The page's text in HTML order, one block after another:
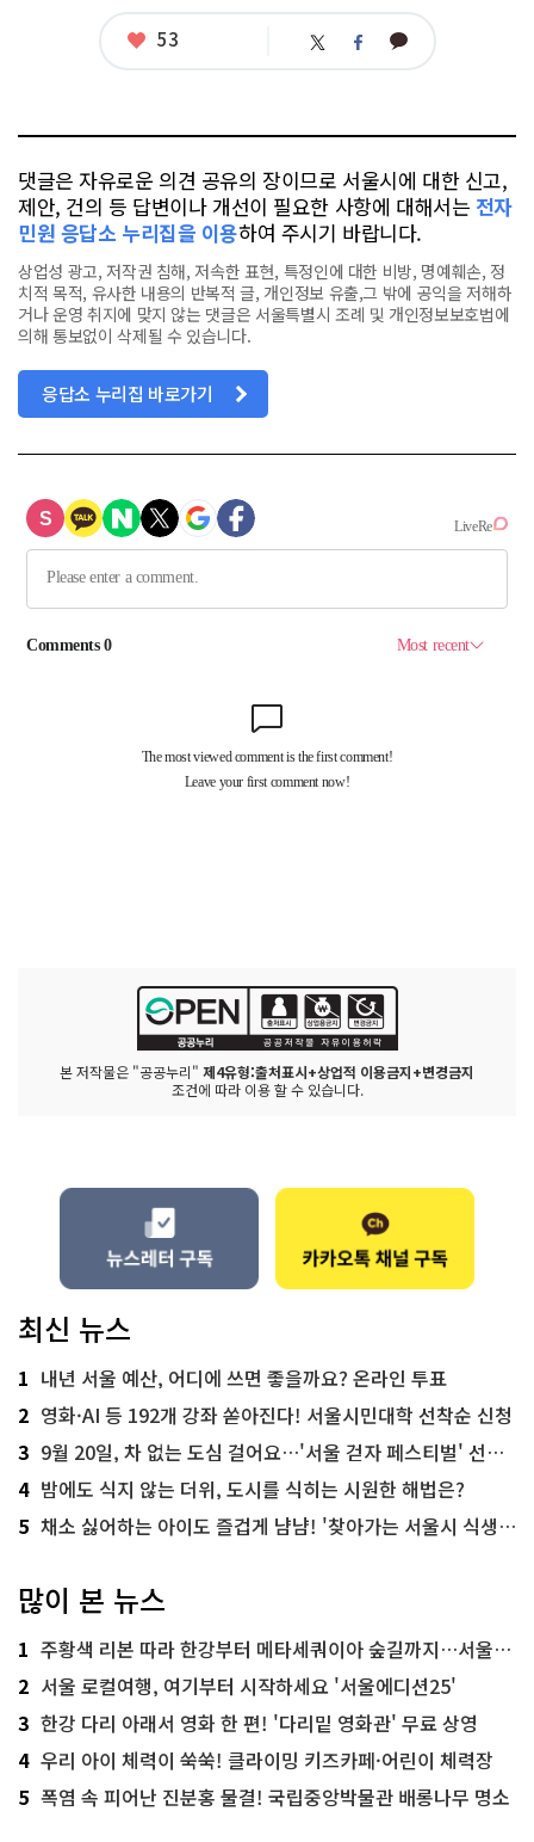
좋
53 트 페 카
댓글은 자유로운 의견 공유의 장이므로 서울시에 대한 신고,
제안, 건의 등 답변이나 개선이 필요한 사항에 대해서는 전자
민원 응답소 누리집을 이용하여 주시기 바랍니다.
상업성 광고, 저작권 침해, 저속한 표현, 특정인에 대한 비방, 명예훼손, 정
치적 목적, 유사한 내용의 반복적 글, 개인정보 유출,그 밖에 공익을 저해하
거나 운영 취지에 맞지 않는 댓글은 서울특별시 조례 및 개인정보보호법에
의해 통보없이 삭제될 수 있습니다.
응답소 누리집 바로가기
본 저작물은 "공공누리" 제4유형:출처표시+상업적 이용금지+변경금지
조건에 따라 이용 할 수 있습니다.
최신 뉴스
1 내년 서울 예산, 어디에 쓰면 좋을까요? 온라인 투표
2 영화·AI 등 192개 강좌 쏟아진다! 서울시민대학 선착순 신청
3 9월 20일, 차 없는 도심 걸어요…'서울 걷자 페스티벌' 선착순 5천명
4 밤에도 식지 않는 더위, 도시를 식히는 시원한 해법은?
5 채소 싫어하는 아이도 즐겁게 냠냠! '찾아가는 서울시 식생활 교육' 현장
많이 본 뉴스
1 주황색 리본 따라 한강부터 메타세쿼이아 숲길까지…서울둘레길 15코스
2 서울 로컬여행, 여기부터 시작하세요 '서울에디션25'
3 한강 다리 아래서 영화 한 편! '다리밑 영화관' 무료 상영
4 우리 아이 체력이 쑥쑥! 클라이밍 키즈카페·어린이 체력장
5 폭염 속 피어난 진분홍 물결! 국립중앙박물관 배롱나무 명소